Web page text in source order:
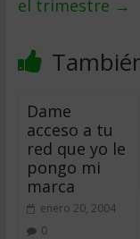
el trimestre →
Dame
acceso a tu
red que yo le
pongo mi
marca
enero 20, 2004
0